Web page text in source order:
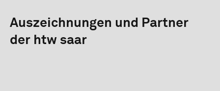
Auszeichnungen und Partner
der htw saar